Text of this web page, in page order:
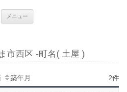
メニュー
市西区 -町名( 土屋 )
築年月 2件